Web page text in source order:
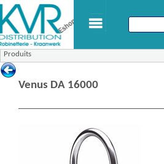
Produits